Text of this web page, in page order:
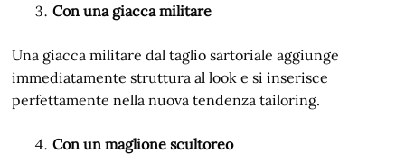
Con una giacca militare
Una giacca militare dal taglio sartoriale aggiunge
immediatamente struttura al look e si inserisce
perfettamente nella nuova tendenza tailoring.
Con un maglione scultoreo